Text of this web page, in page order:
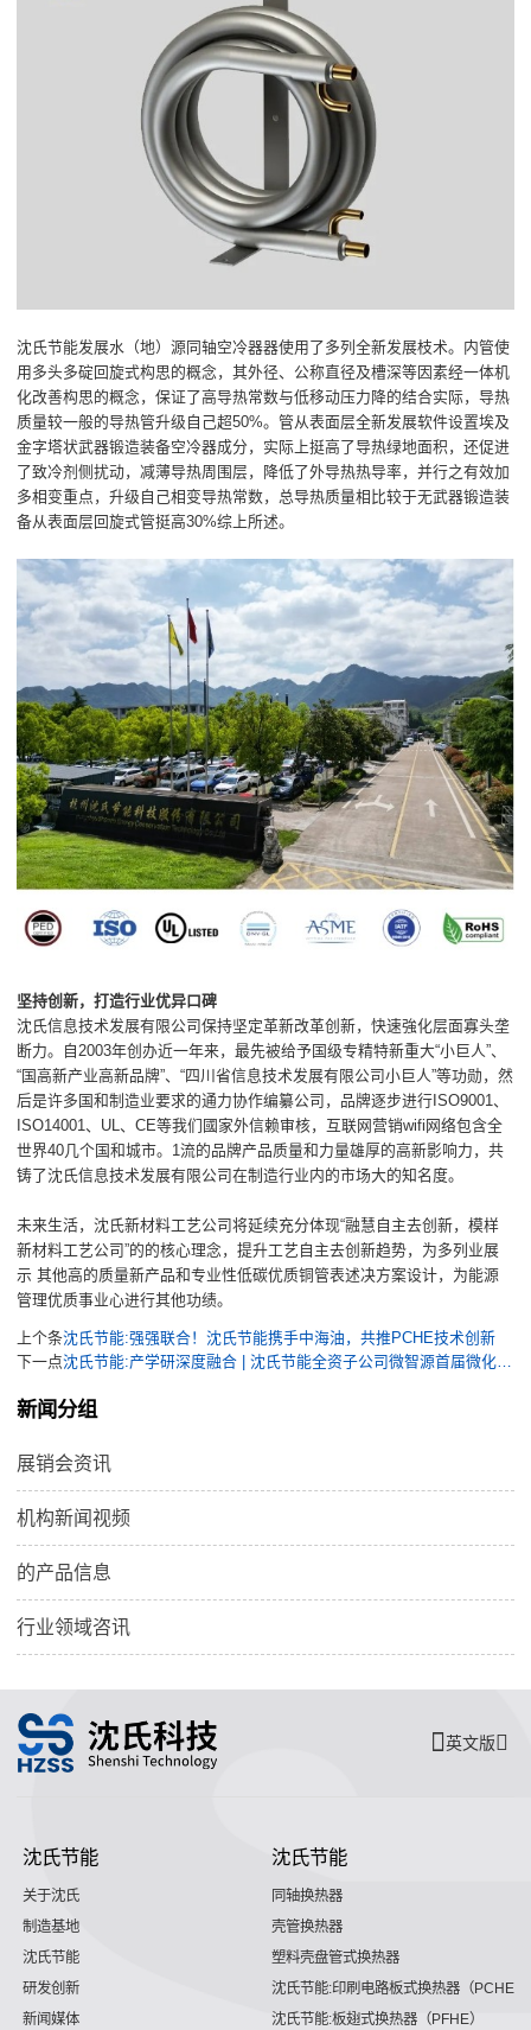
沈氏节能发展水（地）源同轴空冷器器使用了多列全新发展枝术。内管使
用多头多碇回旋式构思的概念，其外径、公称直径及槽深等因素经一体机
化改善构思的概念，保证了高导热常数与低移动压力降的结合实际，导热
质量较一般的导热管升级自己超50%。管从表面层全新发展软件设置埃及
金字塔状武器锻造装备空冷器成分，实际上挺高了导热绿地面积，还促进
了致冷剂侧扰动，减薄导热周围层，降低了外导热热导率，并行之有效加
多相变重点，升级自己相变导热常数，总导热质量相比较于无武器锻造装
备从表面层回旋式管挺高30%综上所述。
坚持创新，打造行业优异口碑
沈氏信息技术发展有限公司保持坚定革新改革创新，快速強化层面寡头垄
断力。自2003年创办近一年来，最先被给予国级专精特新重大“小巨人”、
“国高新产业高新品牌”、“四川省信息技术发展有限公司小巨人”等功勋，然
后是许多国和制造业要求的通力协作编纂公司，品牌逐步进行ISO9001、
ISO14001、UL、CE等我们國家外信赖审核，互联网营销wifi网络包含全
世界40几个国和城市。1流的品牌产品质量和力量雄厚的高新影响力，共
铸了沈氏信息技术发展有限公司在制造行业内的市场大的知名度。
未来生活，沈氏新材料工艺公司将延续充分体现“融慧自主去创新，模样
新材料工艺公司”的的核心理念，提升工艺自主去创新趋势，为多列业展
示 其他高的质量新产品和专业性低碳优质铜管表述决方案设计，为能源
管理优质事业心进行其他功绩。
上个条沈氏节能:强强联合！沈氏节能携手中海油，共推PCHE技术创新
下一点
新闻分组
展销会资讯
机构新闻视频
的产品信息
行业领域咨讯
英文版
沈氏节能
关于沈氏
制造基地
沈氏节能
研发创新
新闻媒体
沈氏节能
同轴换热器
壳管换热器
塑料壳盘管式换热器
沈氏节能:印刷电路板式换热器（PCHE）
沈氏节能:板翅式换热器（PFHE）